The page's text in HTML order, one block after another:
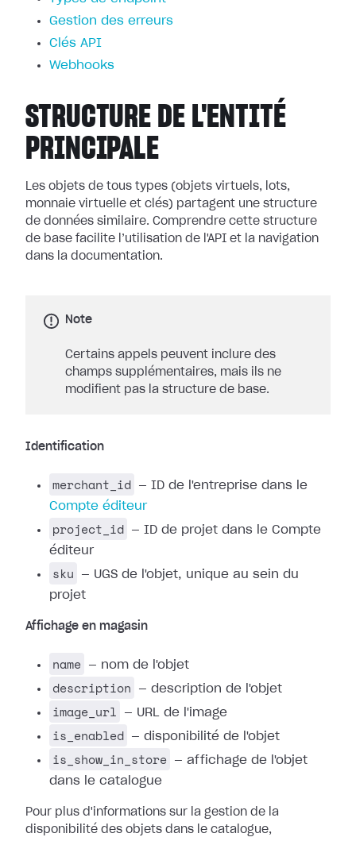
Gestion des erreurs
Clés API
Webhooks
STRUCTURE DE L'ENTITÉ
PRINCIPALE
Les objets de tous types (objets virtuels, lots,
monnaie virtuelle et clés) partagent une structure
de données similaire. Comprendre cette structure
de base facilite l’utilisation de l'API et la navigation
dans la documentation.
Note
Certains appels peuvent inclure des
champs supplémentaires, mais ils ne
modifient pas la structure de base.
Identification
merchant_id
— ID de l'entreprise dans le
Compte éditeur
project_id
— ID de projet dans le Compte
éditeur
sku
— UGS de l'objet, unique au sein du
projet
Affichage en magasin
name — nom de l'objet
description — description de l'objet
image_url — URL de l'image
is_enabled — disponibilité de l'objet
is_show_in_store
— affichage de l'objet
dans le catalogue
Pour plus d'informations sur la gestion de la
disponibilité des objets dans le catalogue,